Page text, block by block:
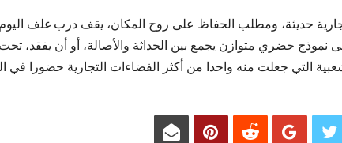
حديثة، ومطلب الحفاظ على روح المكان، يقف درب غلف
نموذج حضري متوازن يجمع بين الحداثة والأصالة، أو أن يفقد،
التي جعلت منه واحدا من أكثر الفضاءات التجارية حضورا في